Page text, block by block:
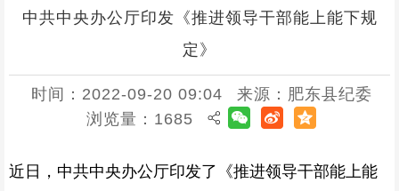
中共中央办公厅印发《推进领导干部能上能下规
定》
时间：2022-09-20 09:04
来源：肥东县纪委
浏览量： 1685
近日，中共中央办公厅印发了《推进领导干部能上能